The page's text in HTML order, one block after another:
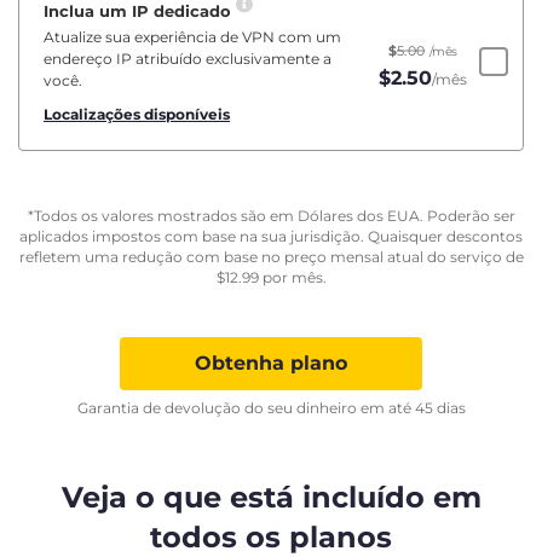
Inclua um IP dedicado
Atualize sua experiência de VPN com um
endereço IP atribuído exclusivamente a
você.
Localizações disponíveis
$5.00 /mês
$2.50/mês
*Todos os valores mostrados são em Dólares dos EUA. Poderão ser
aplicados impostos com base na sua jurisdição. Quaisquer descontos
refletem uma redução com base no preço mensal atual do serviço de
$12.99por mês.
Obtenha plano
Garantia de devolução do seu dinheiro em até 45 dias
Veja o que está incluído em
todos os planos